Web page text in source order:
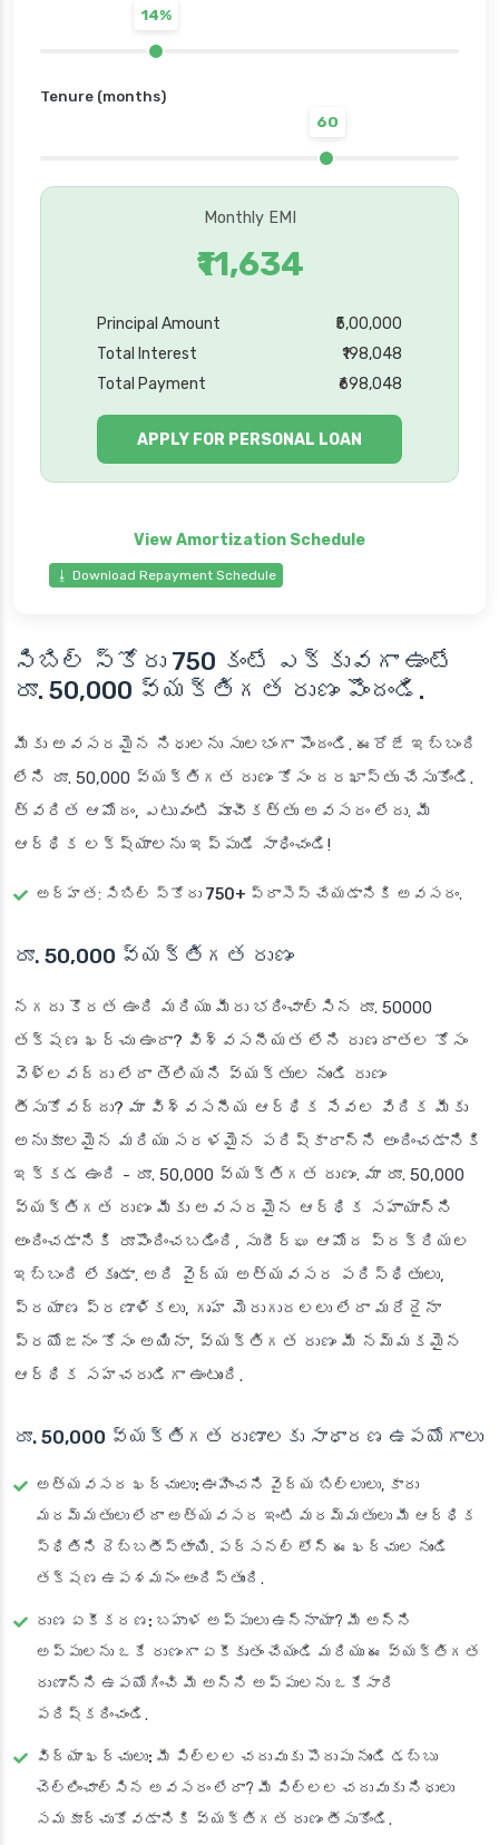
14%
Tenure (months)
60
Monthly EMI
₹11,634
Principal Amount
₹5,00,000
Total Interest
₹198,048
Total Payment
₹698,048
APPLY FOR PERSONAL LOAN
⭳ Download Repayment Schedule
సిబిల్ స్కోరు 750 కంటే ఎక్కువగా ఉంటే
రూ. 50,000 వ్యక్తిగత రుణం పొందండి.
మీకు అవసరమైన నిధులను సులభంగా పొందండి. ఈరోజే ఇబ్బంది
లేని రూ. 50,000 వ్యక్తిగత రుణం కోసం దరఖాస్తు చేసుకోండి.
త్వరిత ఆమోదం, ఎటువంటి పూచీకత్తు అవసరం లేదు. మీ
ఆర్థిక లక్ష్యాలను ఇప్పుడే సాధించండి!
అర్హత: సిబిల్ స్కోరు 750+ ప్రాసెస్ చేయడానికి అవసరం.
రూ. 50,000 వ్యక్తిగత రుణం
నగదు కొరత ఉంది మరియు మీరు భరించాల్సిన రూ. 50000
తక్షణ ఖర్చు ఉందా? విశ్వసనీయత లేని రుణదాతల కోసం
వెళ్లవద్దు లేదా తెలియని వ్యక్తుల నుండి రుణం
తీసుకోవద్దు? మా విశ్వసనీయ ఆర్థిక సేవల వేదిక మీకు
అనుకూలమైన మరియు సరళమైన పరిష్కారాన్ని అందించడానికి
ఇక్కడ ఉంది - రూ. 50,000 వ్యక్తిగత రుణం. మా రూ. 50,000
వ్యక్తిగత రుణం మీకు అవసరమైన ఆర్థిక సహాయాన్ని
అందించడానికి రూపొందించబడింది, సుదీర్ఘ ఆమోద ప్రక్రియల
ఇబ్బంది లేకుండా. అది వైద్య అత్యవసర పరిస్థితులు,
ప్రయాణ ప్రణాళికలు, గృహ మెరుగుదలలు లేదా మరేదైనా
ప్రయోజనం కోసం అయినా, వ్యక్తిగత రుణం మీ నమ్మకమైన
ఆర్థిక సహచరుడిగా ఉంటుంది.
రూ. 50,000 వ్యక్తిగత రుణాలకు సాధారణ ఉపయోగాలు
అత్యవసర ఖర్చులు: ఊహించని వైద్య బిల్లులు, కారు
మరమ్మతులు లేదా అత్యవసర ఇంటి మరమ్మతులు మీ ఆర్థిక
స్థితిని దెబ్బతీస్తాయి. పర్సనల్ లోన్ ఈ ఖర్చుల నుండి
తక్షణ ఉపశమనం అందిస్తుంది.
రుణ ఏకీకరణ: బహుళ అప్పులు ఉన్నాయా? మీ అన్ని
అప్పులను ఒకే రుణంగా ఏకీకృతం చేయండి మరియు ఈ వ్యక్తిగత
రుణాన్ని ఉపయోగించి మీ అన్ని అప్పులను ఒకేసారి
పరిష్కరించండి.
విద్యా ఖర్చులు: మీ పిల్లల చదువుకు పొదుపు నుండి డబ్బు
చెల్లించాల్సిన అవసరం లేదా? మీ పిల్లల చదువుకు నిధులు
సమకూర్చుకోవడానికి వ్యక్తిగత రుణం తీసుకోండి.